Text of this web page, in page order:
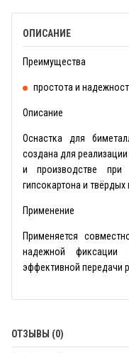
ОПИСАНИЕ
Преимущества
простота и
Описание
Оснастка для
создана для
и производстве при
гипсокартона и твёрдых
Применение
Применяется
надежной фиксации
эффективной передачи
ОТЗЫВЫ (0)